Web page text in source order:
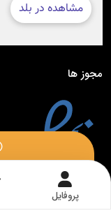
پروفایل
مشاوره در بله
مجوز ها